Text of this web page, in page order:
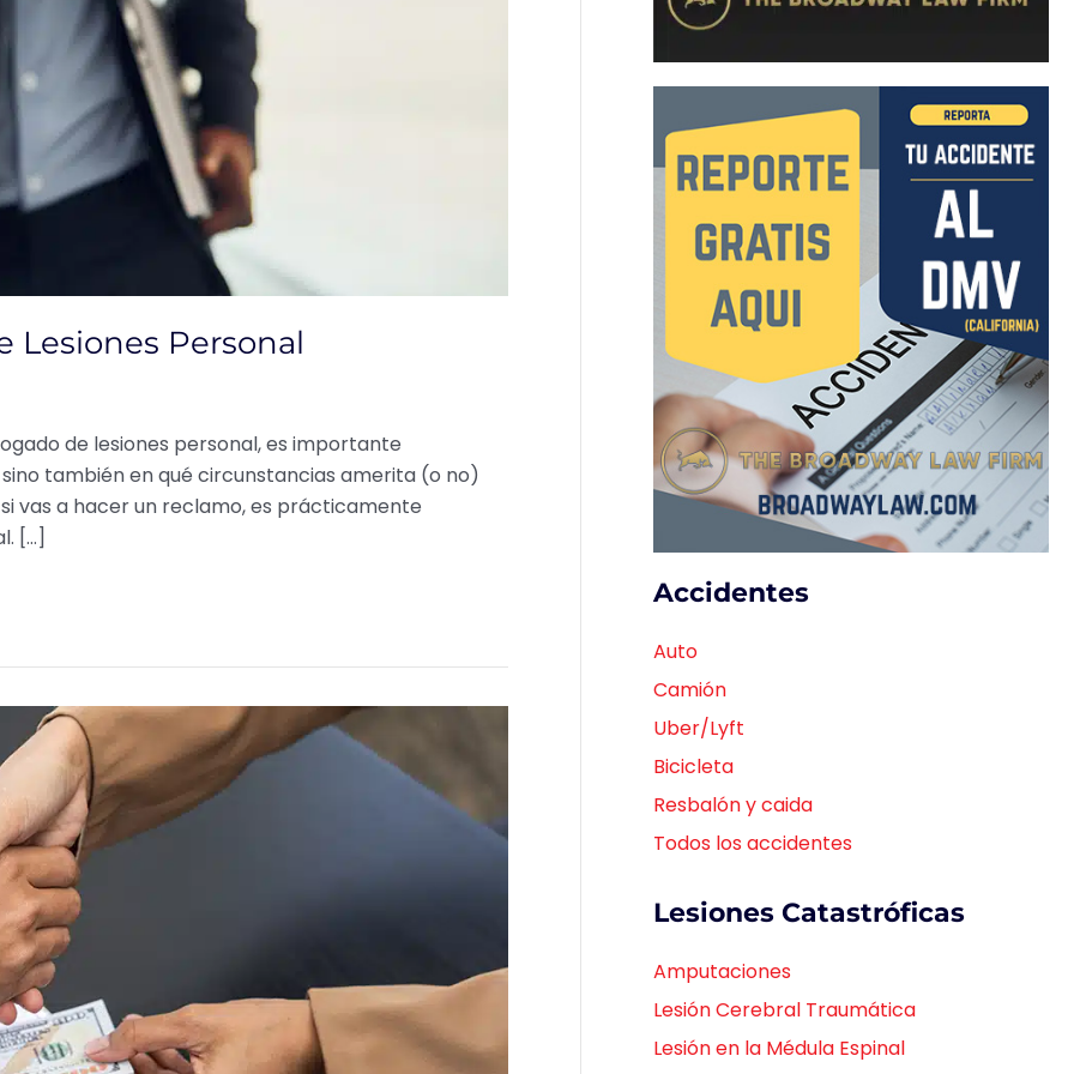
Lesiones Personal
de lesiones personal, es importante
también en qué circunstancias amerita (o no)
vas a hacer un reclamo, es prácticamente
[…]
Accidentes
Auto
Camión
Uber/Lyft
Bicicleta
Resbalón y caida
Todos los accidentes
Lesiones Catastróficas
Amputaciones
Lesión Cerebral Traumática
Lesión en la Médula Espinal